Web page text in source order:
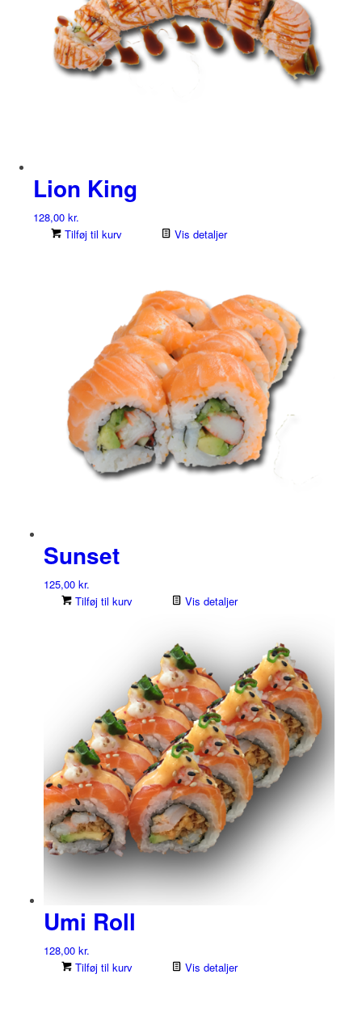
Lion King
128,00 kr.
Tilføj til kurv
Vis detaljer
Sunset
125,00 kr.
Tilføj til kurv
Vis detaljer
Umi Roll
128,00 kr.
Tilføj til kurv
Vis detaljer